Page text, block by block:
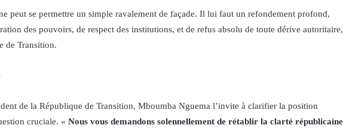
peut se permettre un simple ravalement de façade. Il lui faut un refondement profond,
des pouvoirs, de respect des institutions, et de refus absolu de toute dérive autoritaire,
de Transition.
de la République de Transition, Mboumba Nguema l’invite à clarifier la position
cruciale. « Nous vous demandons solennellement de rétablir la clarté républicaine